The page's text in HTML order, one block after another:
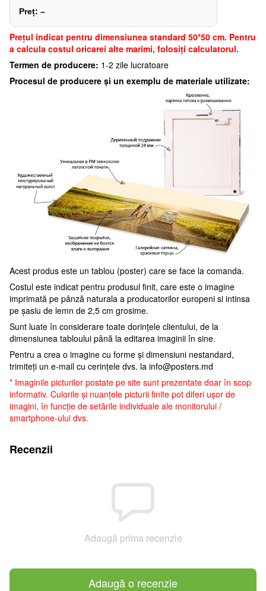
Preț: –
Preţul indicat pentru dimensiunea standard 50*50 cm. Pentru
a calcula costul oricarei alte marimi, folosiți calculatorul.
Termen de producere: 1-2 zile lucratoare
Procesul de producere și un exemplu de materiale utilizate:
Acest produs este un tablou (poster) care se face la comanda.
Costul este indicat pentru produsul finit, care este o imagine
imprimată pe pânză naturala a producatorilor europeni si intinsa
pe șasiu de lemn de 2,5 cm grosime.
Sunt luate în considerare toate dorințele clientului, de la
dimensiunea tabloului până la editarea imaginii în sine.
Pentru a crea o imagine cu forme și dimensiuni nestandard,
trimiteți un e-mail cu cerințele dvs. la info@posters.md
* Imaginile picturilor postate pe site sunt prezentate doar în scop
informativ. Culorile și nuanțele picturii finite pot diferi ușor de
imagini, în funcție de setările individuale ale monitorului /
smartphone-ului dvs.
Recenzii
Adaugă prima recenzie
Adaugă o recenzie